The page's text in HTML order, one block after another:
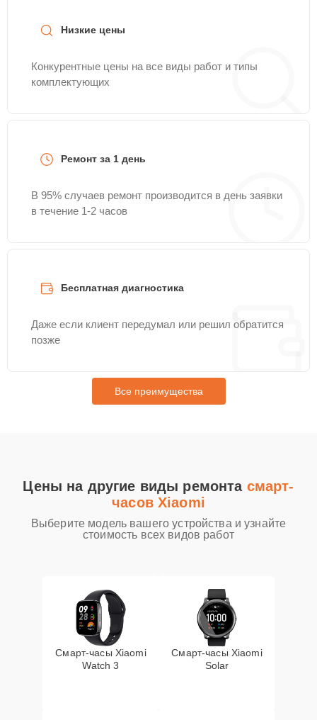
Низкие цены
Конкурентные цены на все виды работ и типы
комплектующих
Ремонт за 1 день
В 95% случаев ремонт производится в день заявки
в течение 1-2 часов
Бесплатная диагностика
Даже если клиент передумал или решил обратится
позже
Все преимущества
Цены на другие виды ремонта смарт-
часов Xiaomi
Выберите модель вашего устройства и узнайте
стоимость всех видов работ
Смарт-часы Xiaomi
Watch 3
Смарт-часы Xiaomi
Solar